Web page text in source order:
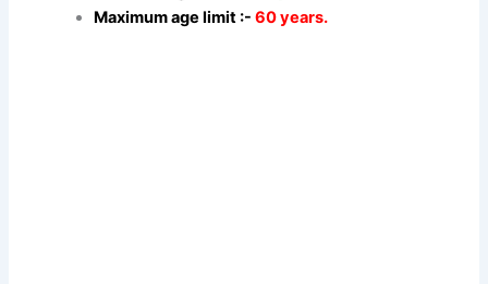
Maximum age limit :-60 years.